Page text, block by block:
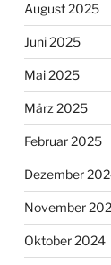
August 2025
Juni 2025
Mai 2025
März 2025
Februar 2025
Dezember
November
Oktober 2024